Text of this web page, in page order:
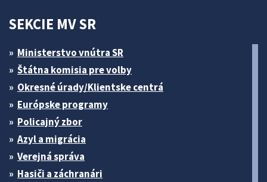
SEKCIE MV SR
Ministerstvo vnútra SR
Štátna komisia pre volby
Okresné úrady/Klientske centrá
Európske programy
Policajný zbor
Azyl a migrácia
Verejná správa
Hasiči a záchranári